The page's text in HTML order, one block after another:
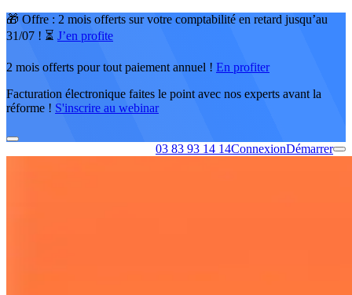
🎁 Offre : 2 mois offerts sur votre comptabilité en retard jusqu’au
31/07 ! ⏳ J’en profite
2 mois offerts pour tout paiement annuel ! En profiter
Facturation électronique faites le point avec nos experts avant la
réforme ! S'inscrire au webinar
03 83 93 14 14ConnexionDémarrer